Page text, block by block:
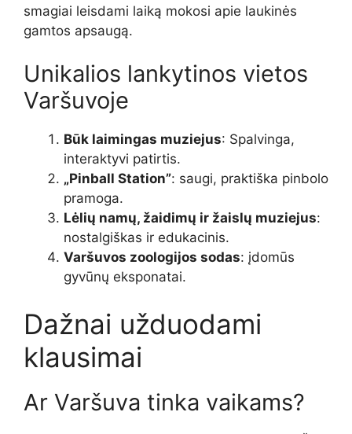
smagiai leisdami laiką mokosi apie laukinės
gamtos apsaugą.
Unikalios lankytinos vietos
Varšuvoje
Būk laimingas muziejus: Spalvinga,
interaktyvi patirtis.
„Pinball Station”: saugi, praktiška pinbolo
pramoga.
Lėlių namų, žaidimų ir žaislų muziejus:
nostalgiškas ir edukacinis.
Varšuvos zoologijos sodas: įdomūs
gyvūnų eksponatai.
Dažnai užduodami
klausimai
Ar Varšuva tinka vaikams?